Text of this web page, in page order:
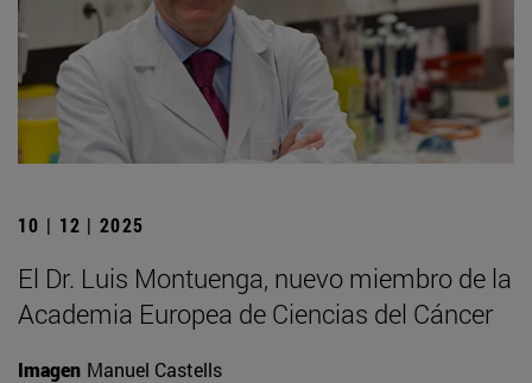
10 | 12 | 2025
El Dr. Luis Montuenga, nuevo miembro de la
Academia Europea de Ciencias del Cáncer
Imagen Manuel Castells